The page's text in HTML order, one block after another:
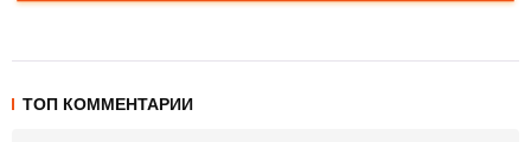
ТОП КОММЕНТАРИИ